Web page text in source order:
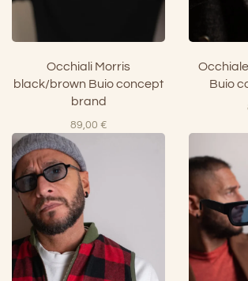
Occhiali Morris
black/brown Buio concept
brand
89,00 €
Buio